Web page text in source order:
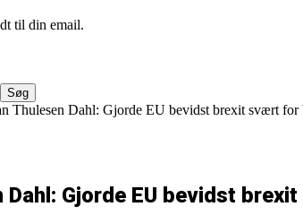
til din email.
Thulesen Dahl: Gjorde EU bevidst brexit svært for
Dahl: Gjorde EU bevidst